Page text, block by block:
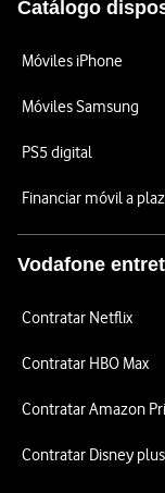
Catálogo
Móviles iPhone
Móviles Samsung
PS5 digital
Financiar móvil a
Vodafone
Contratar Netflix
Contratar HBO Max
Contratar Amazon
Contratar Disney plus